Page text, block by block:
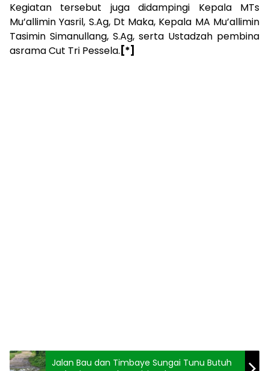
Kegiatan tersebut juga didampingi Kepala MTs
Mu’allimin Yasril, S.Ag, Dt Maka, Kepala MA Mu’allimin
Tasimin Simanullang, S.Ag, serta Ustadzah pembina
asrama Cut Tri Pessela. [*]
Jalan Bau dan Timbaye Sungai Tunu Butuh